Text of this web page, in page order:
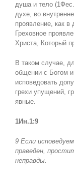
душа и тело
духе, во
проявление, как
Греховное
Христа, Который
В таком случае,
общении с Богом
исповедовать
грехи упущений,
явные.
1Ин.1:9
9 Если
праведен,
неправды.